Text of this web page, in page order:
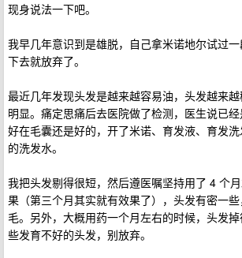
现身说法一下吧。
我早几年意识到是雄脱，自己拿米诺地尔试过
下去就放弃了。
最近几年发现头发是越来越容易油，头发越来
明显。痛定思痛后去医院做了检测，医生说已
好在毛囊还是好的，开了米诺、育发液、育发
的洗发水。
我把头发剔得很短，然后遵医嘱坚持用了 4 个
果（第三个月其实就有效果了），头发有密一
毛。另外，大概用药一个月左右的时候，头发
些发育不好的头发，别放弃。